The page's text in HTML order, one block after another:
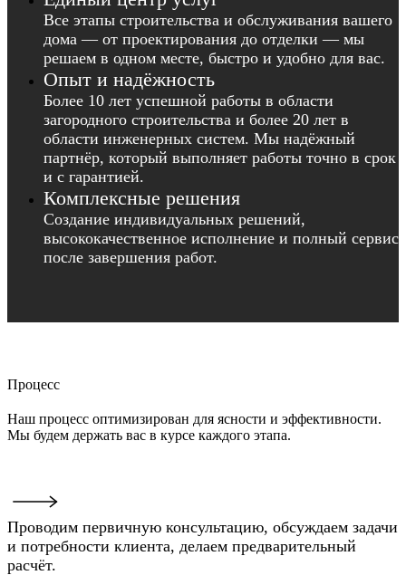
Все этапы строительства и обслуживания вашего
дома — от проектирования до отделки — мы
решаем в одном месте, быстро и удобно для вас.
Опыт и надёжность
Более 10 лет успешной работы в области
загородного строительства и более 20 лет в
области инженерных систем. Мы надёжный
партнёр, который выполняет работы точно в срок
и с гарантией.
Комплексные решения
Создание индивидуальных решений,
высококачественное исполнение и полный сервис
после завершения работ.
Процесс
Наш процесс оптимизирован для ясности и эффективности.
Мы будем держать вас в курсе каждого этапа.
Проводим первичную консультацию, обсуждаем задачи
и потребности клиента, делаем предварительный
расчёт.